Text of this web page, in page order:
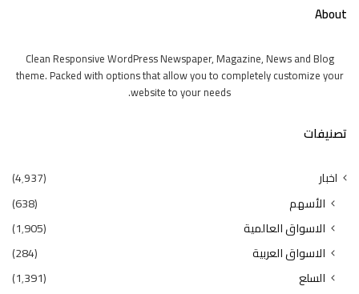
About
Clean Responsive WordPress Newspaper, Magazine, News and Blog
theme. Packed with options that allow you to completely customize your
website to your needs.
تصنيفات
اخبار (4٬937)
الأسهم
(638)
الاسواق العالمية
(1٬905)
الاسواق العربية
(284)
السلع
(1٬391)